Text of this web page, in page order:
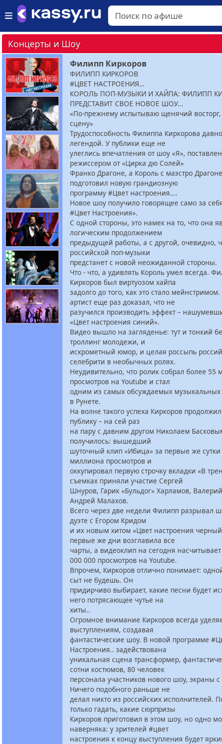
Концерты и Шоу
Филипп Киркоров
ФИЛИПП КИРКОРОВ
#ЦВЕТ НАСТРОЕНИЯ…
КОРОЛЬ ПОП-МУЗЫКИ И ХАЙПА: ФИЛИПП
ПРЕДСТАВИТ СВОЕ НОВОЕ ШОУ...
«По-прежнему испытываю щенячий
сцену»
Трудоспособность Филиппа Киркорова
легендой. У публики еще не
улеглись впечатления от шоу «Я»,
режиссером от «Цирка дю Солей»
Франко Драгоне, а Король с маэстро
подготовил новую грандиозную
программу #Цвет настроения….
Новое шоу получило говорящее само за
#Цвет Настроения».
С одной стороны, это намек на то, что она
логическим продолжением
предыдущей работы, а с другой, очевидно,
российской поп-музыки
предстанет с новой неожиданной стороны.
Что - что, а удивлять Король умел всегда.
Киркоров был виртуозом хайпа
задолго до того, как это стало
артист еще раз доказал, что не
разучился производить эффект –
«Цвет настроения синий».
Видео вышло на загляденье: тут и тонкий
троллинг молодежи, и
искрометный юмор, и целая россыпь
селебрити в необычных ролях.
Неудивительно, что ролик собрал более 55
просмотров на Youtube и стал
одним из самых обсуждаемых музыкальных
в Рунете.
На волне такого успеха Киркоров
публику – на сей раз
на пару с давним другом Николаем
получилось: вышедший
шуточный клип «Ибица» за первые же
миллиона просмотров и
оккупировал первую строчку вкладки «В
съемках приняли участие Сергей
Шнуров, Гарик «Бульдог» Харламов,
Андрей Малахов.
Всего через две недели Филипп разрывал
дуэте с Егором Кридом
и их новым хитом «Цвет настроения
первые же дни возглавила все
чарты, а видеоклип на сегодня
000 000 просмотров на Youtube.
Впрочем, Киркоров отлично понимает:
сыт не будешь. Он
придирчиво выбирает, какие песни будет
него потрясающее чутье на
хиты..
Огромное внимание Киркоров всегда
выступлениям, создавая
фантастические шоу. В новой программе
Настроения.. задействована
уникальная сцена трансформер,
сотни костюмов, 80 человек
персонала участников нового шоу, экраны
Ничего подобного раньше не
делал никто из российских исполнителей.
только гадать, какие сюрпризы
Киркоров приготовил в этом шоу, но одно
наверняка: у зрителей #цвет
настроения к концу выступления будет